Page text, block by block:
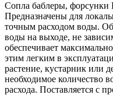
Сопла баблеры,
Предназначены для
точным расходом воды.
воды на выходе, не
обеспечивает
этим легким в
растение, кустарник или
необходимое количество
расхода. Поставляется с